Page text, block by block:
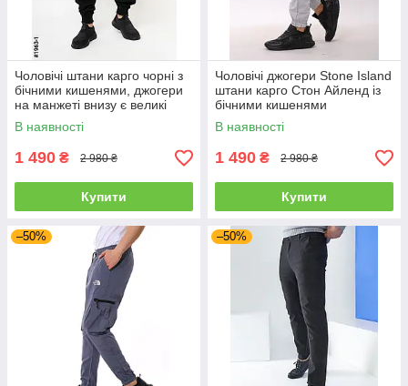
Чоловічі штани карго чорні з
бічними кишенями, джогери
на манжеті внизу є великі
розміри батали
В наявності
1 490 ₴ 2 980 ₴
Купити
Чоловічі джогери Stone Island
штани карго Стон Айленд із
бічними кишенями
В наявності
1 490 ₴ 2 980 ₴
Купити
–50% –50%